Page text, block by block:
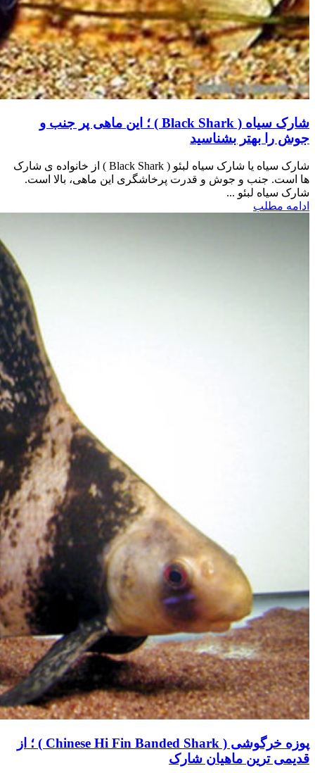
شارک سیاه ( Black Shark ) ؛ این ماهی پر جنب و
جوش را بهتر بشناسید
شارک سیاه یا شارک سیاه لبئو ( Black Shark ) از خانواده ی شارک
ها است. جنب و جوش و قدرت پرخاشگری این ماهی، بالا است.
شارک سیاه لبئو ...
ادامه مطلب
پوزه خرگوشی ( Chinese Hi Fin Banded Shark ) ؛ از
قدیمی ترین ماهیان شارک